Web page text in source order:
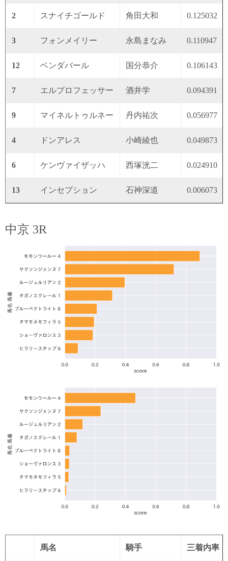
2 スナイチゴールド 角田大和 0.125032
3 フォンメイリー 永島まなみ 0.110947
12 ベンダバール 国分恭介 0.106143
7 エルプロフェッサー 酒井学 0.094391
9 マイネルトゥルネー 丹内祐次 0.056977
4 ドンアレス 小崎綾也 0.049873
6 ケンヴァイザッハ 西塚洸二 0.024910
13 インセプション 石神深道 0.006073
中京 3R
馬名 騎手 三着内率